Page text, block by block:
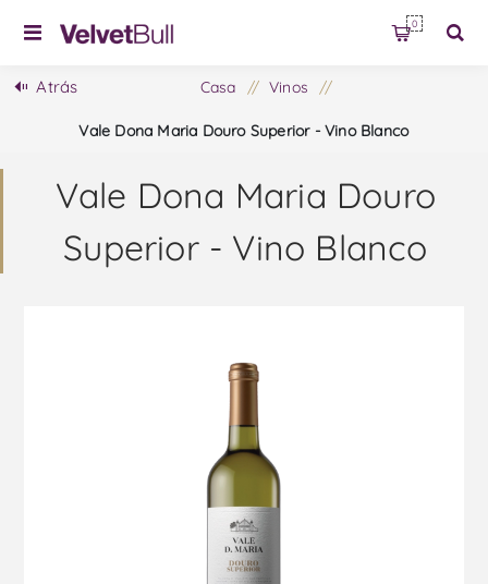
0
Atrás Casa / Vinos /
Vale Dona Maria Douro Superior - Vino Blanco
Vale Dona Maria Douro
Superior - Vino Blanco